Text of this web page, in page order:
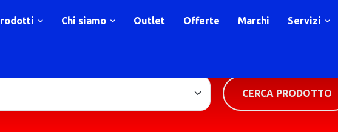
Chi siamo Outlet Offerte Marchi Servizi
CERCA PRODOTTO